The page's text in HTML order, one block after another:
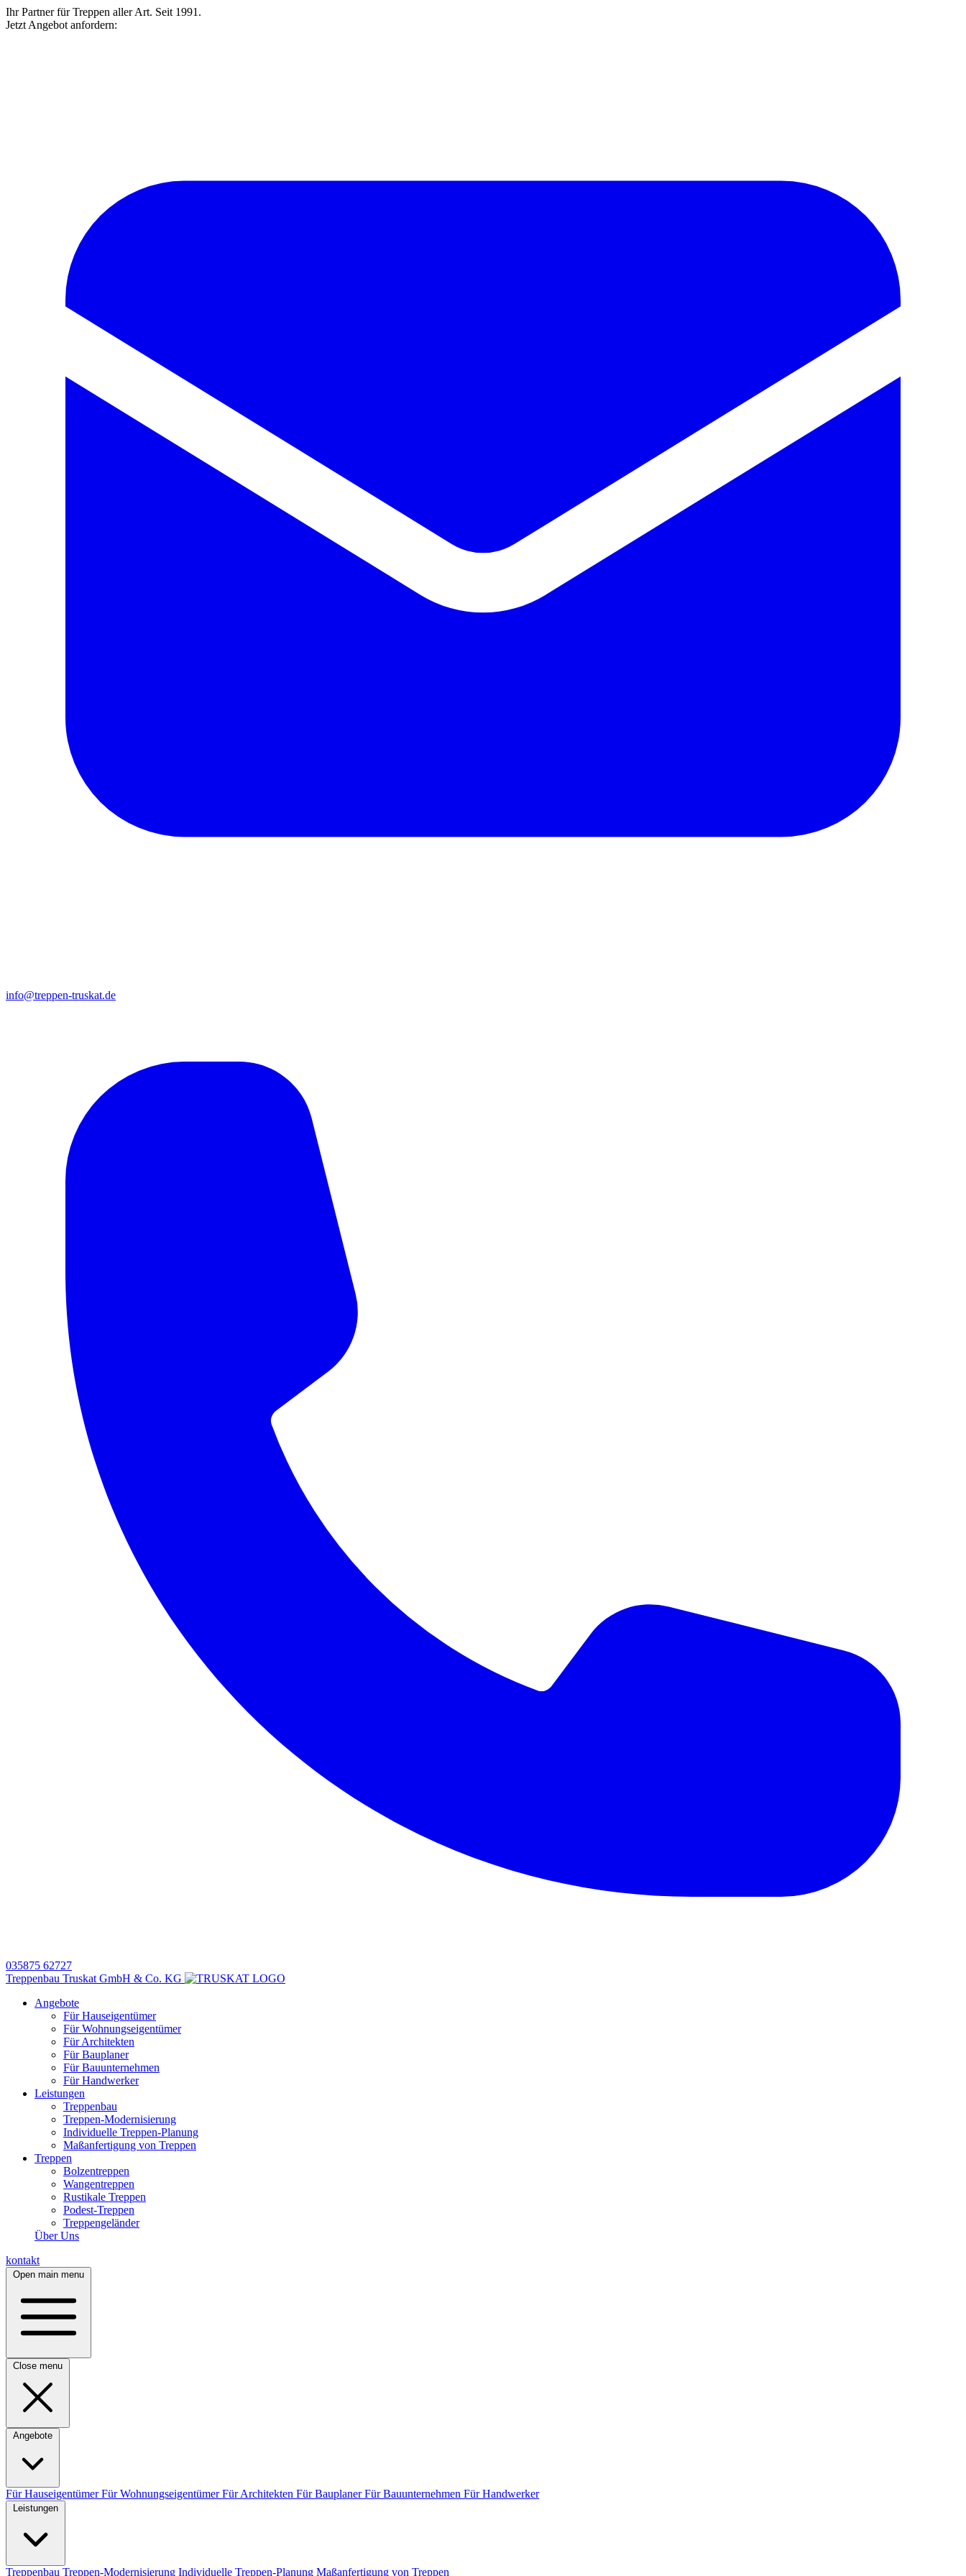
Ihr Partner für Treppen aller Art. Seit 1991.
Jetzt Angebot anfordern:
info@treppen-truskat.de
035875 62727
Treppenbau Truskat GmbH & Co. KG
Angebote
Für Hauseigentümer
Für Wohnungseigentümer
Für Architekten
Für Bauplaner
Für Bauunternehmen
Für Handwerker
Leistungen
Treppenbau
Treppen-Modernisierung
Individuelle Treppen-Planung
Maßanfertigung von Treppen
Treppen
Bolzentreppen
Wangentreppen
Rustikale Treppen
Podest-Treppen
Treppengeländer
Über Uns
kontakt
Open main menu
Close menu
Angebote
Für HauseigentümerFür WohnungseigentümerFür Architekten Für BauplanerFür Bauunternehmen Für Handwerker
Leistungen
Treppenbau Treppen-Modernisierung Individuelle Treppen-Planung Maßanfertigung von Treppen